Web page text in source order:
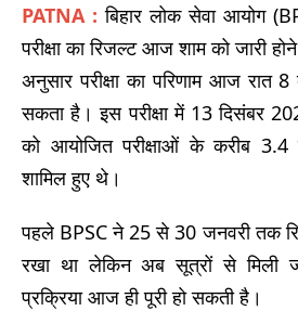
PATNA : बिहार लोक सेवा आयोग
परीक्षा का रिजल्ट आज शाम को जारी
अनुसार परीक्षा का परिणाम आज रात
सकता है। इस परीक्षा में 13 दिसंबर
को आयोजित परीक्षाओं के करीब
शामिल हुए थे।
पहले BPSC ने 25 से 30 जनवरी तक
रखा था लेकिन अब सूत्रों से मिली
प्रक्रिया आज ही पूरी हो सकती है।